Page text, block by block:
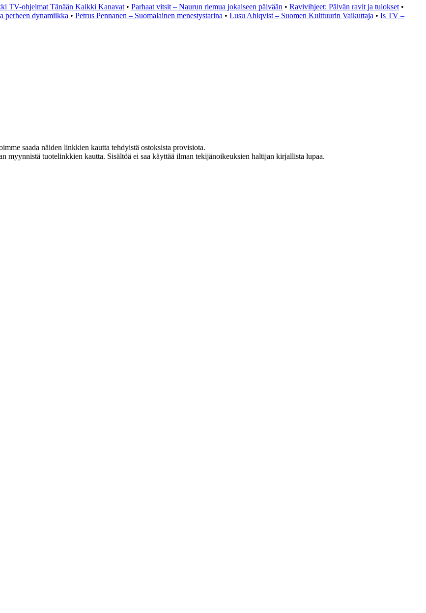
TV-ohjelmat Tänään Kaikki Kanavat • Parhaat vitsit – Naurun riemua jokaiseen päivään • Ravivihjeet: Päivän ravit ja tulokset •
perheen dynamiikka • Petrus Pennanen – Suomalainen menestystarina • Lusu Ahlqvist – Suomen Kulttuurin Vaikuttaja • Is TV –
saada näiden linkkien kautta tehdyistä ostoksista provisiota.
myynnistä tuotelinkkien kautta. Sisältöä ei saa käyttää ilman tekijänoikeuksien haltijan kirjallista lupaa.